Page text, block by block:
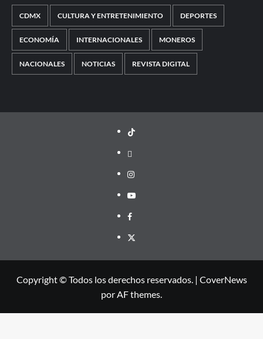
CDMX CULTURA Y ENTRETENIMIENTO DEPORTES
ECONOMÍA INTERNACIONALES MONEROS
NACIONALES NOTICIAS REVISTA DIGITAL
TikTok
threads
Instagram
Youtube
Facebook
X
Copyright © Todos los derechos reservados. | CoverNews
por AF themes.